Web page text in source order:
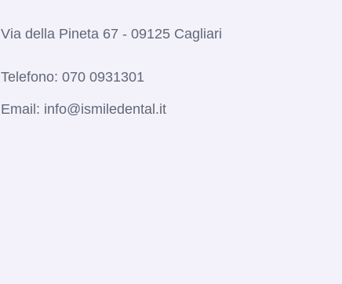
Via della Pineta 67 - 09125 Cagliari
Telefono: 070 0931301
Email: info@ismiledental.it